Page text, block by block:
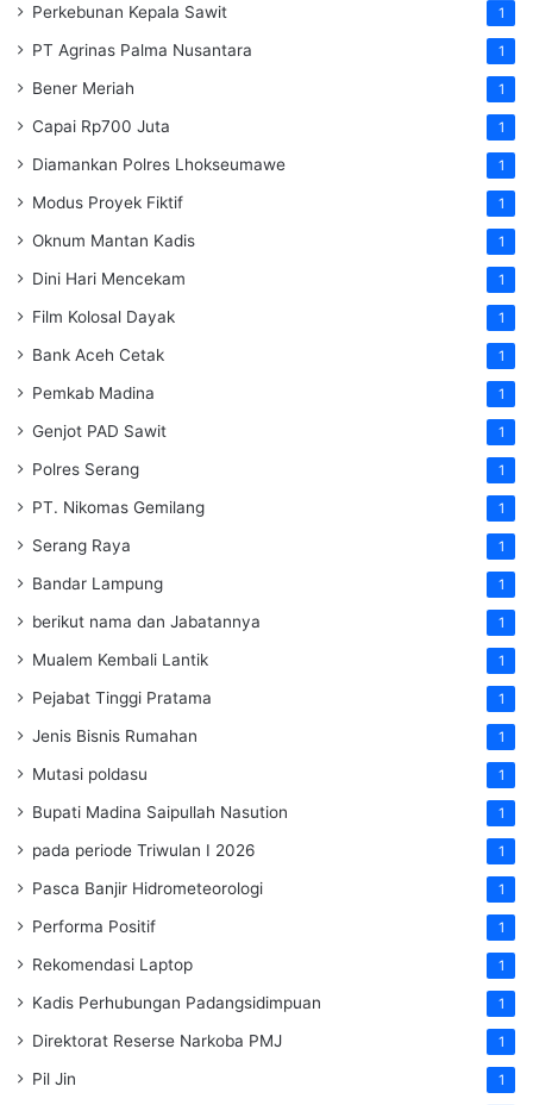
Perkebunan Kepala Sawit 1
PT Agrinas Palma Nusantara 1
Bener Meriah 1
Capai Rp700 Juta 1
Diamankan Polres Lhokseumawe 1
Modus Proyek Fiktif 1
Oknum Mantan Kadis 1
Dini Hari Mencekam 1
Film Kolosal Dayak 1
Bank Aceh Cetak 1
Pemkab Madina 1
Genjot PAD Sawit 1
Polres Serang 1
PT. Nikomas Gemilang 1
Serang Raya 1
Bandar Lampung 1
berikut nama dan Jabatannya 1
Mualem Kembali Lantik 1
Pejabat Tinggi Pratama 1
Jenis Bisnis Rumahan 1
Mutasi poldasu 1
Bupati Madina Saipullah Nasution 1
pada periode Triwulan I 2026 1
Pasca Banjir Hidrometeorologi 1
Performa Positif 1
Rekomendasi Laptop 1
Kadis Perhubungan Padangsidimpuan 1
Direktorat Reserse Narkoba PMJ 1
Pil Jin 1